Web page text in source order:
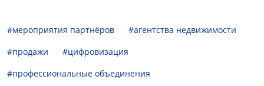
#мероприятия партнёров
#агентства недвижимости
#продажи
#цифровизация
#профессиональные объединения